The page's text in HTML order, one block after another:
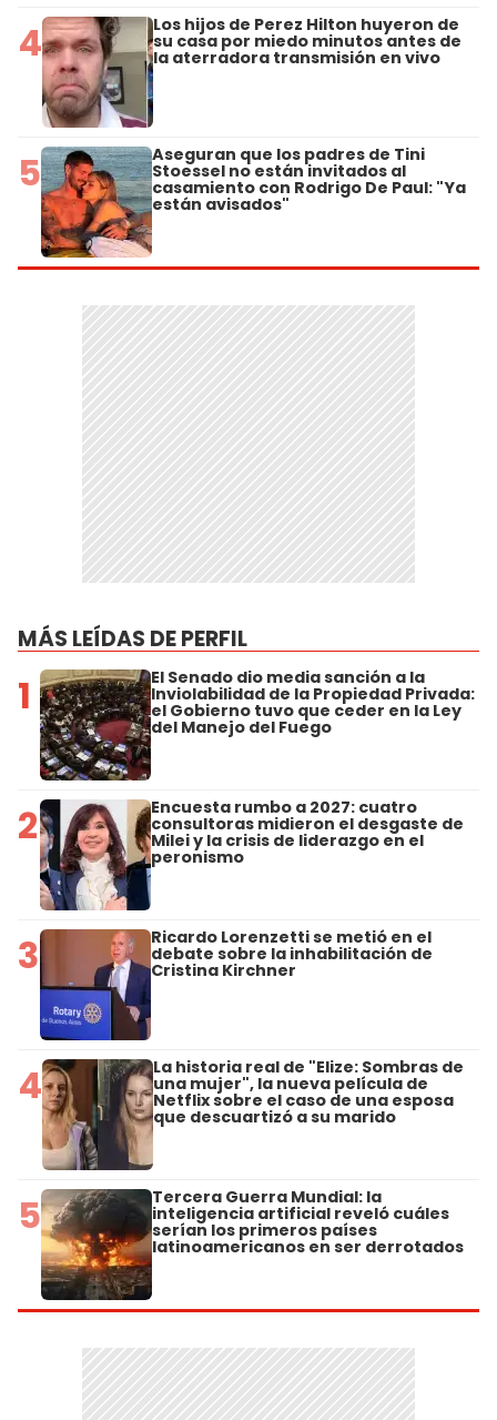
4 Los hijos de Perez Hilton huyeron de
su casa por miedo minutos antes de
la aterradora transmisión en vivo
5 Aseguran que los padres de Tini
Stoessel no están invitados al
casamiento con Rodrigo De Paul: "Ya
están avisados"
MÁS LEÍDAS DE PERFIL
1 El Senado dio media sanción a la
Inviolabilidad de la Propiedad Privada:
el Gobierno tuvo que ceder en la Ley
del Manejo del Fuego
2 Encuesta rumbo a 2027: cuatro
consultoras midieron el desgaste de
Milei y la crisis de liderazgo en el
peronismo
3 Ricardo Lorenzetti se metió en el
debate sobre la inhabilitación de
Cristina Kirchner
4 La historia real de "Elize: Sombras de
una mujer", la nueva película de
Netflix sobre el caso de una esposa
que descuartizó a su marido
5 Tercera Guerra Mundial: la
inteligencia artificial reveló cuáles
serían los primeros países
latinoamericanos en ser derrotados